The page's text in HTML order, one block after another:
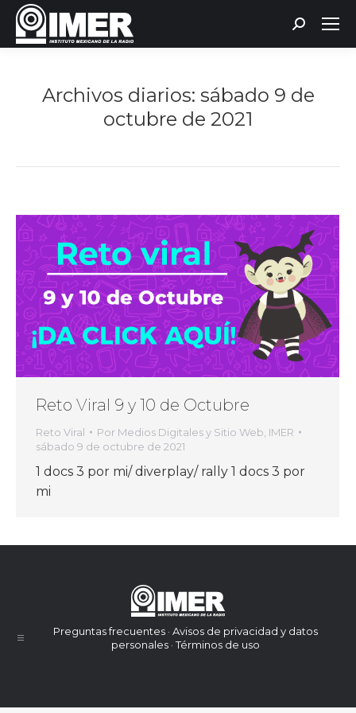
Buscar:
Archivos diarios: sábado 9 de
octubre de 2021
Reto Viral 9 y 10 de Octubre
Reto Viral Por Medios Digitales y Sitio Web, IMER
sábado 9 de octubre de 2021
1 docs 3 por mi/ diverplay/ rally 1 docs 3 por
mi
Preguntas frecuentes · Avisos de privacidad y datos
personales · Términos de uso